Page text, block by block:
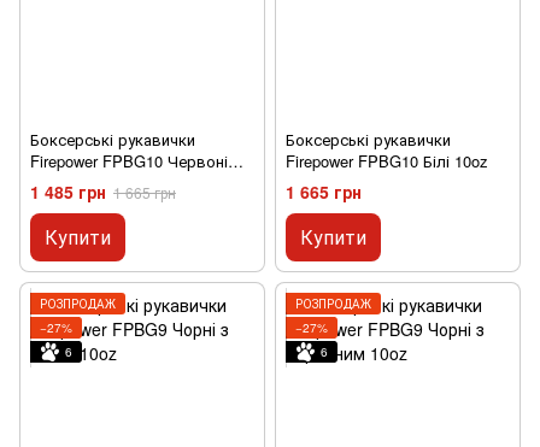
Боксерські рукавички
Firepower FPBG10 Червоні
10oz
1 485 грн 1 665 грн
Купити
Боксерські рукавички
Firepower FPBG10 Білі 10oz
1 665 грн
Купити
РОЗПРОДАЖ
−27%
6
РОЗПРОДАЖ
−27%
6